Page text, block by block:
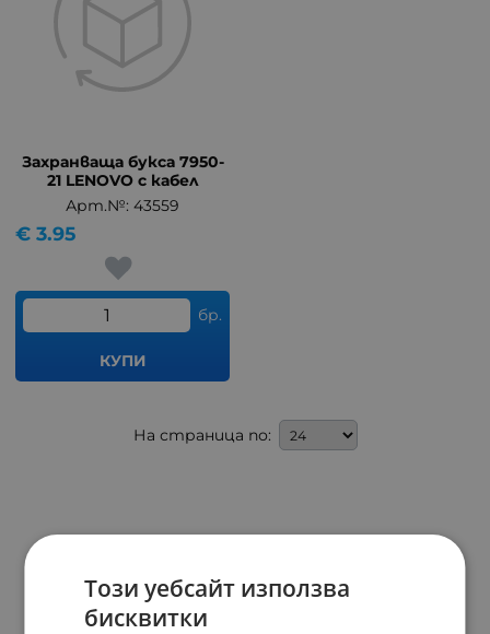
Захранваща букса 7950-
21 LENOVO с кабел
Арт.№: 43559
3.95
€
бр.
КУПИ
На страница по:
Този уебсайт използва
бисквитки